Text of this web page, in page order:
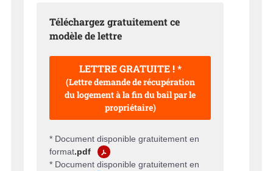
Téléchargez gratuitement ce
modèle de lettre
LETTRE GRATUITE ! *
(Lettre demande de récupération
du logement à la fin du bail par le
propriétaire)
* Document disponible gratuitement en
format.pdf
* Document disponible gratuitement en